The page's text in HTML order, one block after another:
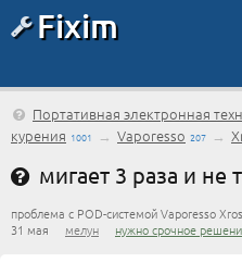
Fixim
Портативная электронная
курения 1001 → Vaporesso 207 →
мигает 3 раза и не
проблема с POD-системой Vaporesso
31 мая мелун нужно срочное